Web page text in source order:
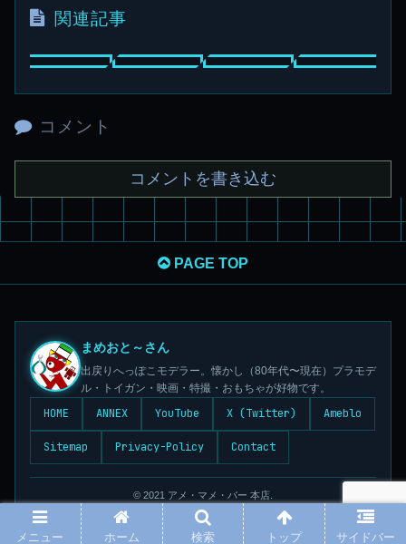
関連記事
コメント
コメントを書き込む
PAGE TOP
メニュー ホーム 検索 トップ サイドバー
まめおと～さん
出戻りへっぽこモデラー。懐かし（80年代〜現在）プラモデ
ル・トイガン・映画・特撮・おもちゃが好物です。
HOME ANNEX YouTube X (Twitter) Ameblo
Sitemap Privacy-Policy Contact
© 2021 アメ・マメ・バー 本店.